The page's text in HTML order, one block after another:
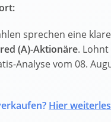
sprechen eine
(A)-Aktionäre.
Analyse vom 08.
Hier